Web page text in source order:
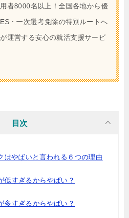
用者8000名以上！全国各地から優
・一次選考免除の特別ルートへ
運営する安心の就活支援サービ
目次
はやばいと言われる６つの理由
低すぎるからやばい？
多すぎるからやばい？